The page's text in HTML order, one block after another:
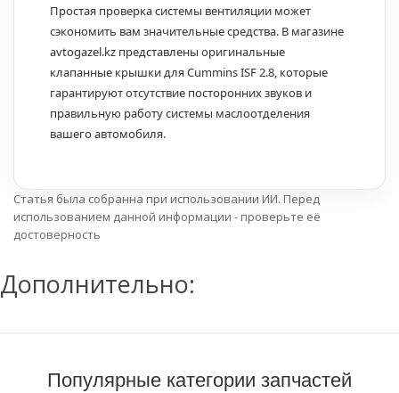
Простая проверка системы вентиляции может
сэкономить вам значительные средства. В магазине
avtogazel.kz представлены оригинальные
клапанные крышки для Cummins ISF 2.8, которые
гарантируют отсутствие посторонних звуков и
правильную работу системы маслоотделения
вашего автомобиля.
Статья была собранна при использовании ИИ. Перед
использованием данной информации - проверьте её
достоверность
Дополнительно:
Популярные категории запчастей